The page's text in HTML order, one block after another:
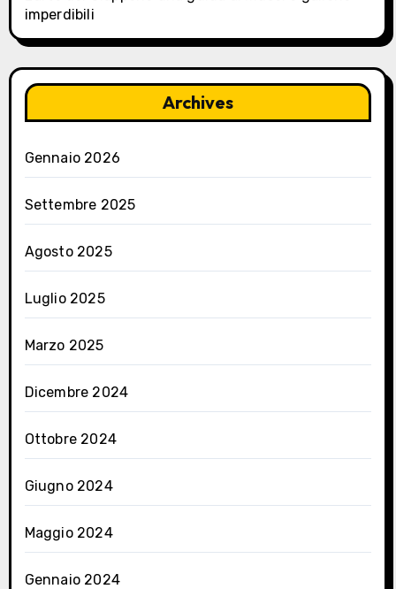
imperdibili
Archives
Gennaio 2026
Settembre 2025
Agosto 2025
Luglio 2025
Marzo 2025
Dicembre 2024
Ottobre 2024
Giugno 2024
Maggio 2024
Gennaio 2024